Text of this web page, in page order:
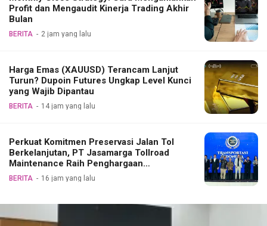
Profit dan Mengaudit Kinerja Trading Akhir
Bulan
BERITA 2 jam yang lalu
Harga Emas (XAUUSD) Terancam Lanjut
Turun? Dupoin Futures Ungkap Level Kunci
yang Wajib Dipantau
BERITA 14 jam yang lalu
Perkuat Komitmen Preservasi Jalan Tol
Berkelanjutan, PT Jasamarga Tollroad
Maintenance Raih Penghargaan
Transportasi Indonesia Award 2026
BERITA 16 jam yang lalu